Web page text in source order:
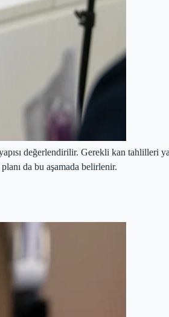
değerlendirilir. Gerekli kan tahlilleri
da bu aşamada belirlenir.